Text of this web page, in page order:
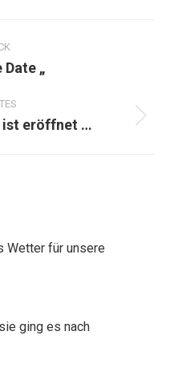
Date „
ist eröffnet …
Wetter für unsere
ging es nach